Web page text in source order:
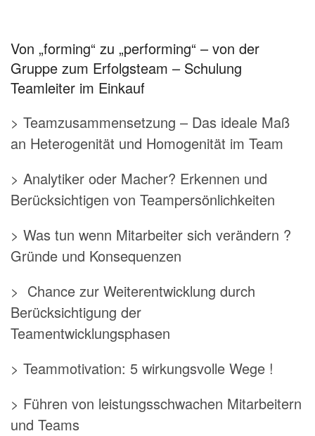
Von „forming“ zu „performing“ – von der
Gruppe zum Erfolgsteam – Schulung
Teamleiter im Einkauf
> Teamzusammensetzung – Das ideale Maß
an Heterogenität und Homogenität im Team
> Analytiker oder Macher? Erkennen und
Berücksichtigen von Teampersönlichkeiten
> Was tun wenn Mitarbeiter sich verändern ?
Gründe und Konsequenzen
> Chance zur Weiterentwicklung durch
Berücksichtigung der
Teamentwicklungsphasen
> Teammotivation: 5 wirkungsvolle Wege !
> Führen von leistungsschwachen Mitarbeitern
und Teams